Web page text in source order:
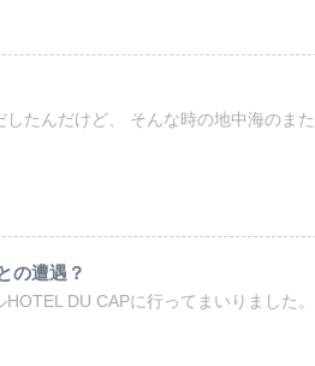
たんだけど、 そんな時の地中海のまた
の遭遇？
DU CAPに行ってまいりました。